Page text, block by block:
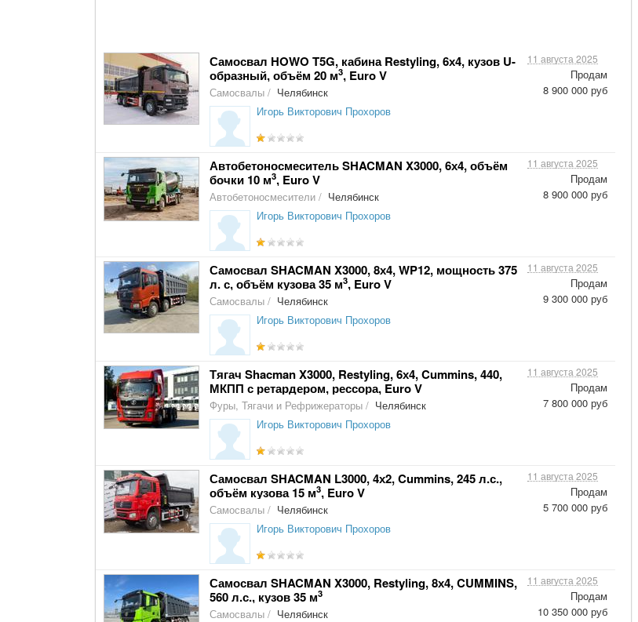
Самосвал HOWO T5G, кабина Restyling, 6х4, кузов U-
образный, объём 20 м3, Euro V
11 августа 2025
Самосвалы / Челябинск
Продам
8 900 000 руб
Игорь Викторович Прохоров
Автобетоносмеситель SHACMAN X3000, 6х4, объём
бочки 10 м3, Euro V
11 августа 2025
Автобетоносмесители / Челябинск
Продам
8 900 000 руб
Игорь Викторович Прохоров
Самосвал SHACMAN X3000, 8х4, WP12, мощность 375
л. с, объём кузова 35 м3, Euro V
11 августа 2025
Самосвалы / Челябинск
Продам
9 300 000 руб
Игорь Викторович Прохоров
Тягач Shacman X3000, Restyling, 6х4, Cummins, 440,
МКПП с ретардером, рессора, Euro V
11 августа 2025
Фуры, Тягачи и Рефрижераторы / Челябинск
Продам
7 800 000 руб
Игорь Викторович Прохоров
Самосвал SHACMAN L3000, 4х2, Cummins, 245 л.с.,
объём кузова 15 м3, Euro V
11 августа 2025
Самосвалы / Челябинск
Продам
5 700 000 руб
Игорь Викторович Прохоров
Самосвал SHACMAN X3000, Restyling, 8х4, CUMMINS,
560 л.с., кузов 35 м3
11 августа 2025
Самосвалы / Челябинск
Продам
10 350 000 руб